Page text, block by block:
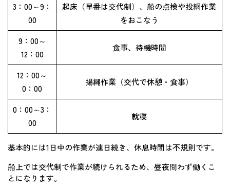
3：00～9：
00
起床（早番は交代制）、船の点検や投網作業
をおこなう
9：00～
12：00
食事、待機時間
12：00～
0：00
揚縄作業（交代で休憩・食事）
0：00～3：
00
就寝
基本的には1日中の作業が連日続き、休息時間は不規則です。
船上では交代制で作業が続けられるため、昼夜問わず働くこ
とになります。